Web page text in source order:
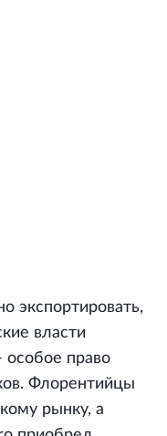
экспортировать,
власти
право
Флорентийцы
рынку, а